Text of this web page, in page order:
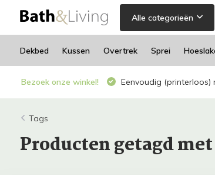
Alle categorieën
Dekbed Kussen Overtrek Sprei
Bezoek onze winkel! Eenvoudig (printerloos)
Tags
Producten getagd met